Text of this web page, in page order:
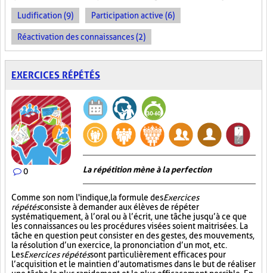
Ludification (9) Participation active (6)
Réactivation des connaissances (2)
EXERCICES RÉPÉTÉS
0 La répétition mène à la perfection
Comme son nom l'indique, la formule desExercices
répétésconsiste à demander aux élèves de répéter
systématiquement, à l’oral ou à l’écrit, une tâche jusqu’à ce que
les connaissances ou les procédures visées soient maitrisées. La
tâche en question peut consister en des gestes, des mouvements,
la résolution d’un exercice, la prononciation d’un mot, etc.
LesExercices répétéssont particulièrement efficaces pour
l’acquisition et le maintien d’automatismes dans le but de réaliser